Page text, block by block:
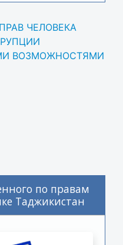
ЧЕЛОВЕКА
ВОЗМОЖНОСТЯМИ
по правам
Таджикистан